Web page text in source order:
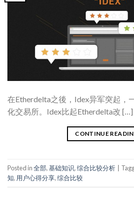
在Etherdelta之後，Idex异军突起，
化交易所。Idex比起Etherdelta改 […]
CONTINUE
Posted in全部,基础知识,综合比较分析
知, 用户心得分享,综合比较